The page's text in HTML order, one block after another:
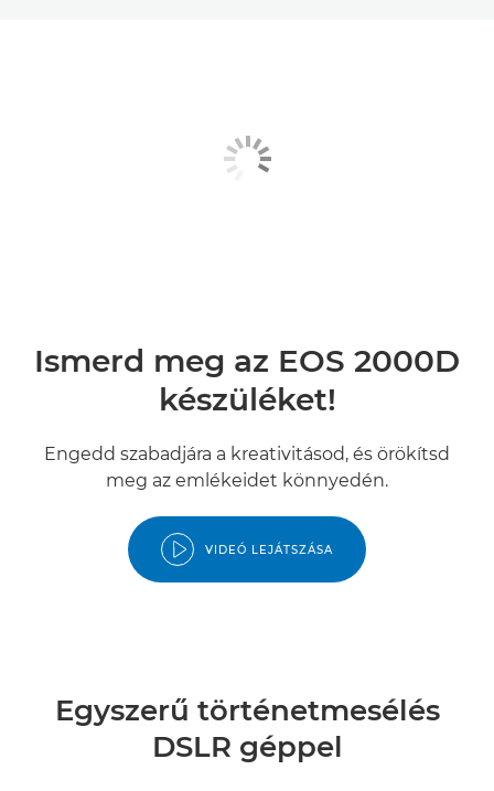
Ismerd meg az EOS 2000D
készüléket!
Engedd szabadjára a kreativitásod, és örökítsd
meg az emlékeidet könnyedén.
VIDEÓ LEJÁTSZÁSA
Egyszerű történetmesélés
DSLR géppel